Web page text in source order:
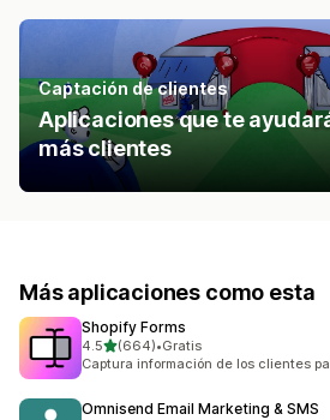
Captación de clientes
Aplicaciones que te
más clientes
Más aplicaciones como esta
Shopify Forms
4.5de 5 estrellas
(664)
664 reseñas en total
•Gratis
Captura información de los clientes
Omnisend Email Marketing & SMS